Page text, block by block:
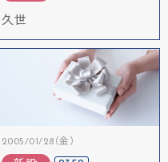
久世
2005/01/28（金）